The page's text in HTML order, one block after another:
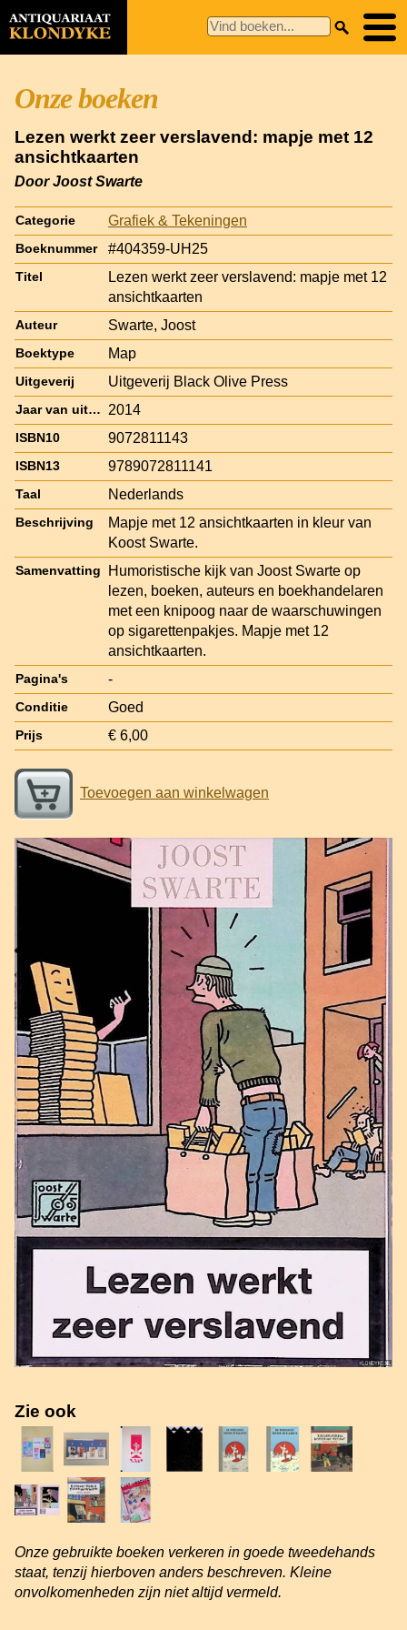
Onze boeken
Lezen werkt zeer verslavend: mapje met 12
ansichtkaarten
Door Joost Swarte
Categorie Grafiek & Tekeningen
Boeknummer #404359-UH25
Titel
Lezen werkt zeer verslavend: mapje met 12
ansichtkaarten
Auteur Swarte, Joost
Boektype Map
Uitgeverij Uitgeverij Black Olive Press
Jaar van uitgave 2014
ISBN10 9072811143
ISBN13 9789072811141
Taal Nederlands
Beschrijving
Mapje met 12 ansichtkaarten in kleur van
Koost Swarte.
Samenvatting
Humoristische kijk van Joost Swarte op
lezen, boeken, auteurs en boekhandelaren
met een knipoog naar de waarschuwingen
op sigarettenpakjes. Mapje met 12
ansichtkaarten.
Pagina's -
Conditie Goed
Prijs € 6,00
Toevoegen aan winkelwagen
Zie ook
Onze gebruikte boeken verkeren in goede tweedehands
staat, tenzij hierboven anders beschreven. Kleine
onvolkomenheden zijn niet altijd vermeld.